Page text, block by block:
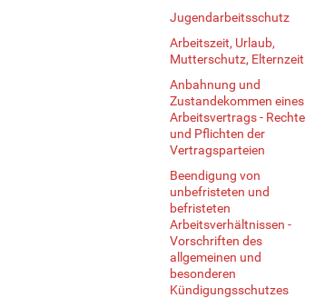
Jugendarbeitsschutz
Arbeitszeit, Urlaub,
Mutterschutz, Elternzeit
Anbahnung und
Zustandekommen eines
Arbeitsvertrags - Rechte
und Pflichten der
Vertragsparteien
Beendigung von
unbefristeten und
befristeten
Arbeitsverhältnissen -
Vorschriften des
allgemeinen und
besonderen
Kündigungsschutzes